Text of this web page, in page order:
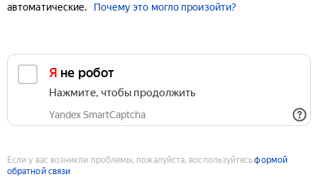
автоматические.
Почему это могло произойти?
Я не робот
Нажмите, чтобы продолжить
Yandex SmartCaptcha
Если у вас возникли проблемы, пожалуйста, воспользуйтесьформой
обратной связи